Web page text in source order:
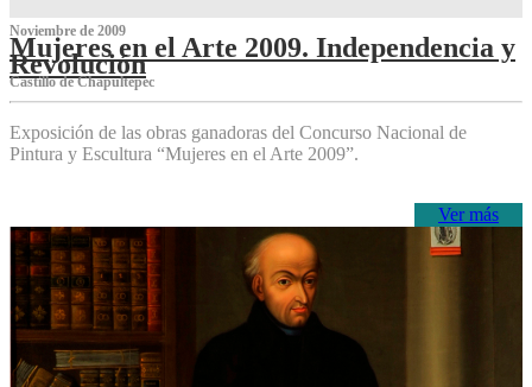
Noviembre de 2009
Mujeres en el Arte 2009. Independencia y
Revolución
Castillo de Chapultepec
Exposición de las obras ganadoras del Concurso Nacional de
Pintura y Escultura “Mujeres en el Arte 2009”.
Ver más